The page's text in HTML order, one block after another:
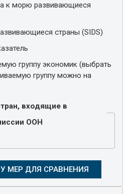
к морю развивающиеся
страны (SIDS)
группу экономик (выбрать
группу можно на
входящие в
ООН